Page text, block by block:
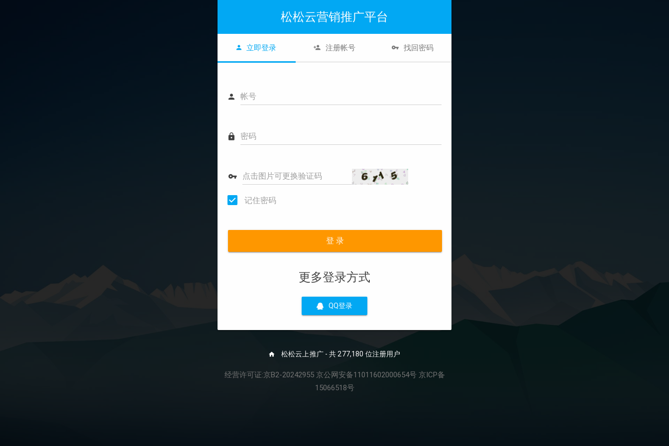
松松云营销推广平台
立即登录 注册帐号 找回密码
帐号
密码
点击图片可更换验证码
记住密码
登 录
更多登录方式
QQ登录
松松云上推广 - 共 277,180 位注册用户
经营许可证:京B2-20242955 京公网安备11011602000654号 京ICP备
15066518号